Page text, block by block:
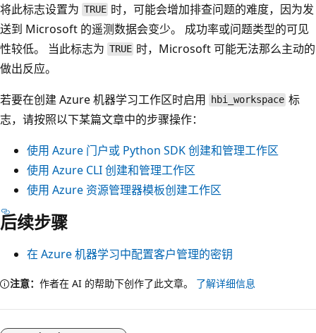
将此标志设置为 TRUE 时，可能会增加排查问题的难度，因为发
送到 Microsoft 的遥测数据会变少。 成功率或问题类型的可见
性较低。 当此标志为 TRUE 时，Microsoft 可能无法那么主动的
做出反应。
若要在创建 Azure 机器学习工作区时启用
hbi_workspace 标
志，请按照以下某篇文章中的步骤操作：
使用 Azure 门户或 Python SDK 创建和管理工作区
使用 Azure CLI 创建和管理工作区
使用 Azure 资源管理器模板创建工作区
后续步骤
在 Azure 机器学习中配置客户管理的密钥
注意： 作者在 AI 的帮助下创作了此文章。 了解详细信息